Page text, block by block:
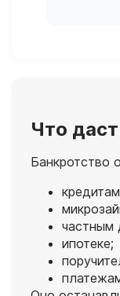
Что
Банкротство
частным
ипотеке;